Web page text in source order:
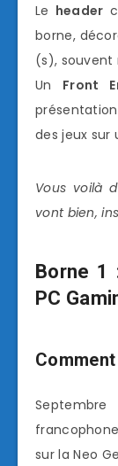
Le header
borne,
(s), souvent
Un Front
des jeux sur
Vous voilà
vont bien,
Borne 1
PC
Comment
sur la Neo